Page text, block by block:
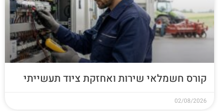
קורס חשמלאי שירות ואחזקת ציוד תעשייתי
02/08/2026